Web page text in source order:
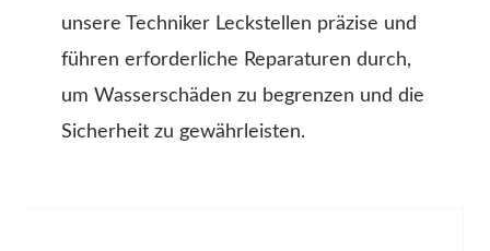
unsere Techniker Leckstellen präzise und
führen erforderliche Reparaturen durch,
um Wasserschäden zu begrenzen und die
Sicherheit zu gewährleisten.